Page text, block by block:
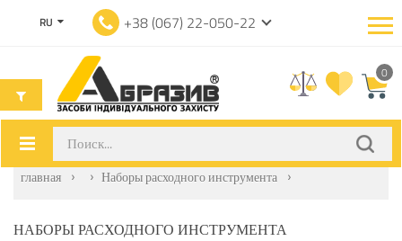
RU +38 (067) 22-050-22
0
главная Наборы расходного инструмента
НАБОРЫ РАСХОДНОГО ИНСТРУМЕНТА